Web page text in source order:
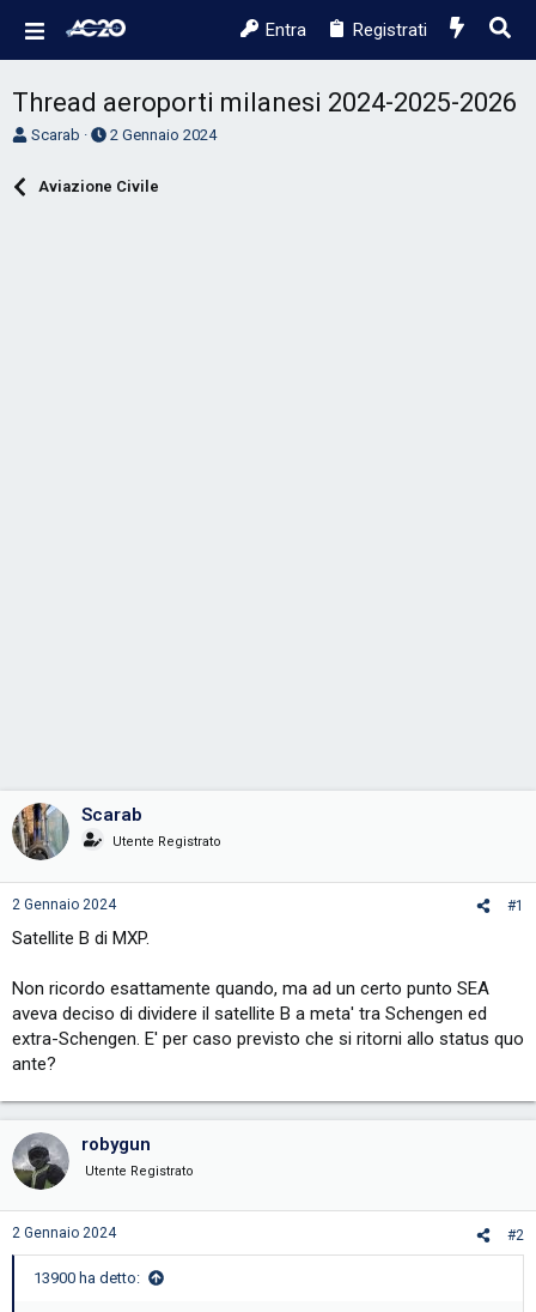
Entra Registrati
Thread aeroporti milanesi 2024-2025-2026
A
Scarab
D
2 Gennaio 2024
Aviazione Civile
Scarab
Utente Registrato
2 Gennaio 2024 #1
Satellite B di MXP.
Non ricordo esattamente quando, ma ad un certo punto SEA
aveva deciso di dividere il satellite B a meta' tra Schengen ed
extra-Schengen. E' per caso previsto che si ritorni allo status quo
ante?
robygun
Utente Registrato
2 Gennaio 2024 #2
13900 ha detto: